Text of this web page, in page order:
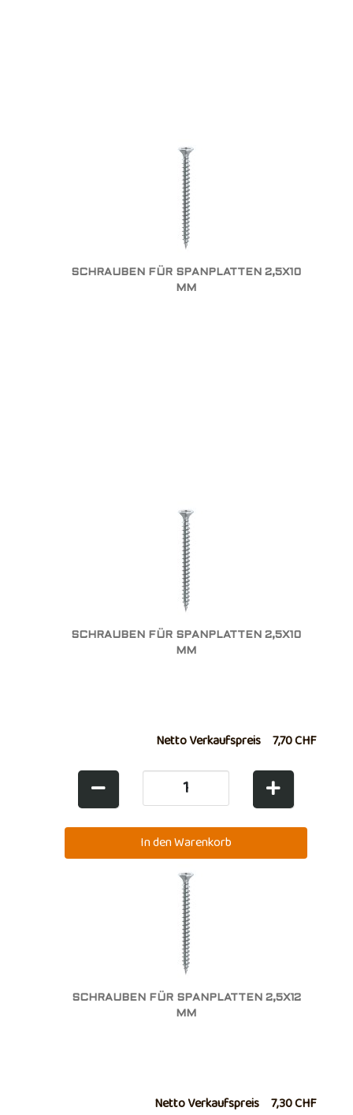
SCHRAUBEN FÜR SPANPLATTEN 2,5X10
MM
SCHRAUBEN FÜR SPANPLATTEN 2,5X10
MM
Netto Verkaufspreis 7,70 CHF
SCHRAUBEN FÜR SPANPLATTEN 2,5X12
MM
Netto Verkaufspreis 7,30 CHF